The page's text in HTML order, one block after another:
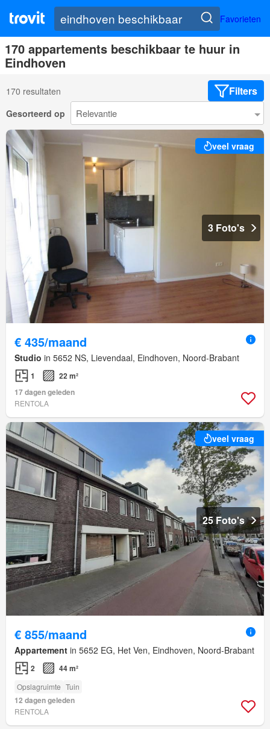
Favorieten
170 appartements beschikbaar te huur in
Eindhoven
170 resultaten Filters
Gesorteerd op
veel vraag
3 Foto's
€ 435/maand
Studio in 5652 NS, Lievendaal, Eindhoven, Noord-Brabant
1
22 m²
17 dagen geleden
RENTOLA
veel vraag
25 Foto's
€ 855/maand
Appartement in 5652 EG, Het Ven, Eindhoven, Noord-Brabant
2 44 m²
Opslagruimte Tuin
12 dagen geleden
RENTOLA